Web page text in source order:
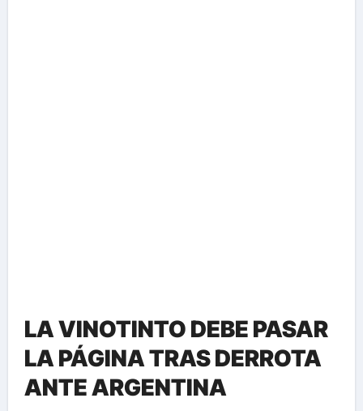
LA VINOTINTO DEBE PASAR
LA PÁGINA TRAS DERROTA
ANTE ARGENTINA